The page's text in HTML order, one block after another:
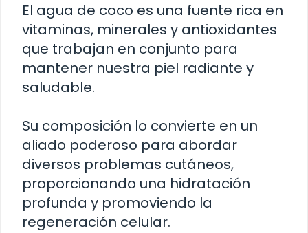
El agua de coco es una fuente rica en
vitaminas, minerales y antioxidantes
que trabajan en conjunto para
mantener nuestra piel radiante y
saludable.
Su composición lo convierte en un
aliado poderoso para abordar
diversos problemas cutáneos,
proporcionando una hidratación
profunda y promoviendo la
regeneración celular.